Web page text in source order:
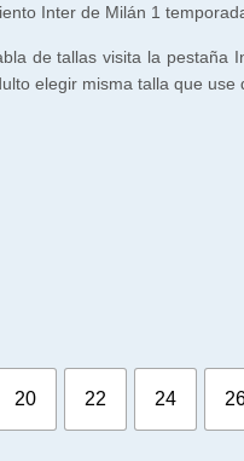
Inter de Milán 1
de tallas visita la pestaña
elegir misma talla que use
20 22 24